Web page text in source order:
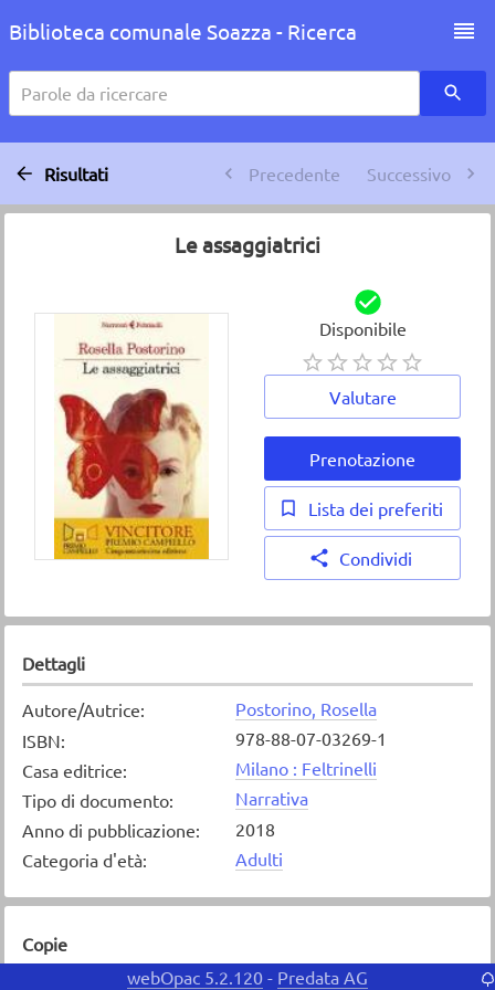
Biblioteca comunale Soazza - Ricerca
Parole da ricercare
Risultati Precedente Successivo
Le assaggiatrici
Disponibile
Valutare
Prenotazione
Lista dei preferiti
Condividi
Dettagli
Autore/Autrice:
Postorino, Rosella
ISBN:
978-88-07-03269-1
Casa editrice:
Milano : Feltrinelli
Tipo di documento:
Narrativa
Anno di pubblicazione:
2018
Categoria d'età: Adulti
Copie
webOpac 5.2.120 - Predata AG